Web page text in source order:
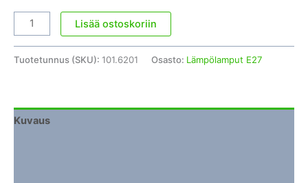
Lämpölamppu
E27
Lisää ostoskoriin
Tuotetunnus (SKU): 101.6201 Osasto: Lämpölamput E27
Kuvaus